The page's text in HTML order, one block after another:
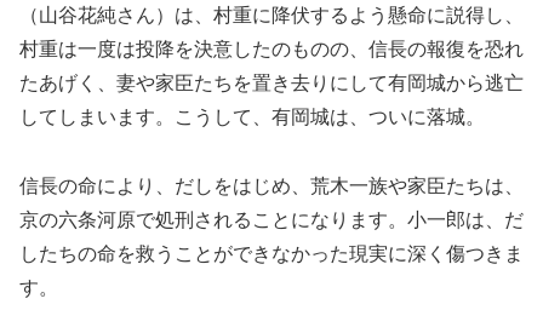
（山谷花純さん）は、村重に降伏するよう懸命に説得し、
村重は一度は投降を決意したのものの、信長の報復を恐れ
たあげく、妻や家臣たちを置き去りにして有岡城から逃亡
してしまいます。こうして、有岡城は、ついに落城。
信長の命により、だしをはじめ、荒木一族や家臣たちは、
京の六条河原で処刑されることになります。小一郎は、だ
したちの命を救うことができなかった現実に深く傷つきま
す。